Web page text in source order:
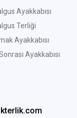
Ayakkabısı
Terliği
Ayakkabısı
Ayakkabısı